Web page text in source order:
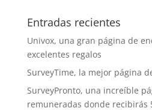
Entradas recientes
Univox, una gran página de
excelentes regalos
SurveyTime, la mejor página
SurveyPronto, una increíble
remuneradas donde recibirás